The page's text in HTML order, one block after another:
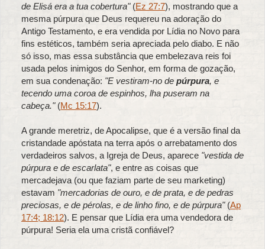
de Elisá era a tua cobertura"(Ez 27:7), mostrando que a
mesma púrpura que Deus requereu na adoração do
Antigo Testamento, e era vendida por Lídia no Novo para
fins estéticos, também seria apreciada pelo diabo. E não
só isso, mas essa substância que embelezava reis foi
usada pelos inimigos do Senhor, em forma de gozação,
em sua condenação: "E vestiram-no de púrpura, e
tecendo uma coroa de espinhos, lha puseram na
cabeça."(Mc 15:17).
A grande meretriz, de Apocalipse, que é a versão final da
cristandade apóstata na terra após o arrebatamento dos
verdadeiros salvos, a Igreja de Deus, aparece "vestida de
púrpura e de escarlata", e entre as coisas que
mercadejava (ou que faziam parte de seu marketing)
estavam "mercadorias de ouro, e de prata, e de pedras
preciosas, e de pérolas, e de linho fino, e de púrpura"(Ap
17:4; 18:12). E pensar que Lídia era uma vendedora de
púrpura! Seria ela uma cristã confiável?